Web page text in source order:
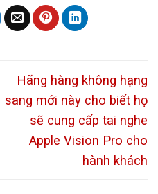
Hãng hàng không hạng
sang mới này cho biết họ
sẽ cung cấp tai nghe
Apple Vision Pro cho
hành khách